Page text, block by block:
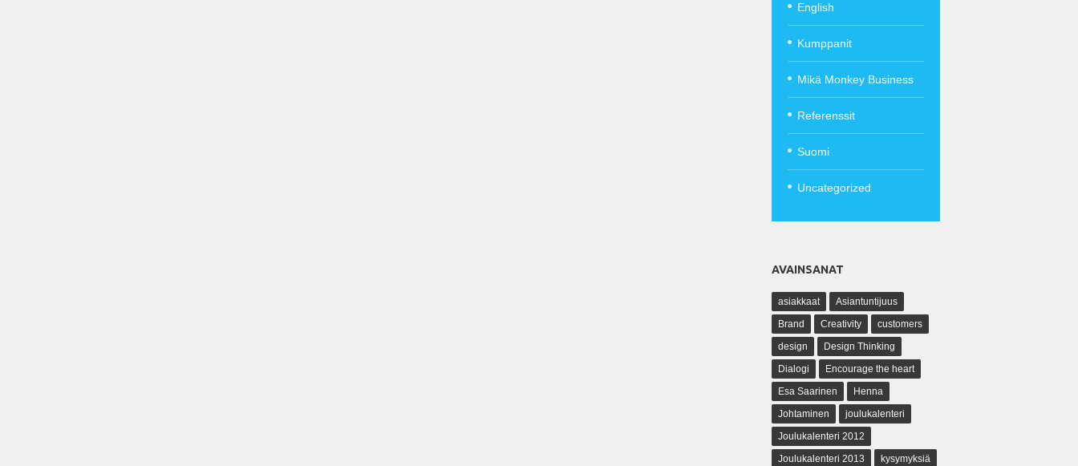
English
Kumppanit
Mikä Monkey Business
Referenssit
Suomi
Uncategorized
AVAINSANAT
asiakkaat
Asiantuntijuus
Brand
Creativity
customers
design
Design Thinking
Dialogi
Encourage the heart
Esa Saarinen
Henna
Johtaminen
joulukalenteri
Joulukalenteri 2012
Joulukalenteri 2013
kysymyksiä